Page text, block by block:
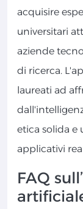
acquisire
universitari
aziende
di ricerca.
laureati ad
etica solida e
applicativi
FAQ